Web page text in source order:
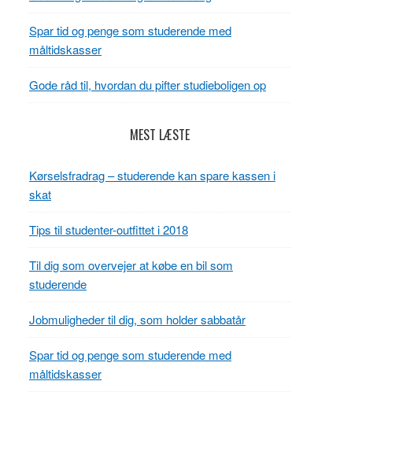
Spar tid og penge som studerende med
måltidskasser
Gode råd til, hvordan du pifter studieboligen op
MEST LÆSTE
Kørselsfradrag – studerende kan spare kassen i
skat
Tips til studenter-outfittet i 2018
Til dig som overvejer at købe en bil som
studerende
Jobmuligheder til dig, som holder sabbatår
Spar tid og penge som studerende med
måltidskasser